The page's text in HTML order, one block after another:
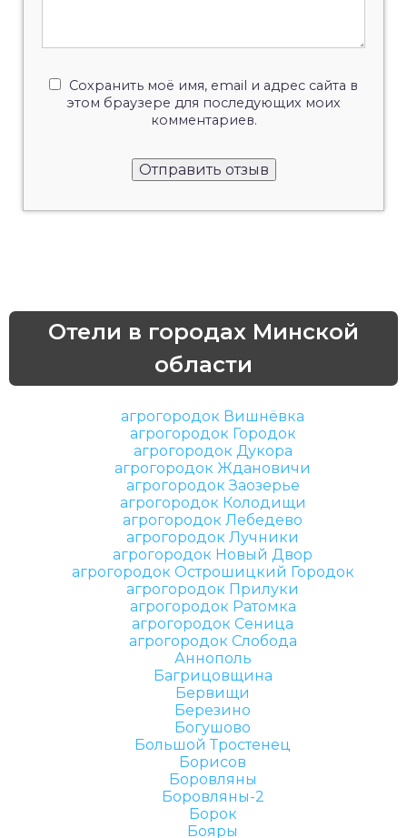
Сохранить моё имя, email и адрес сайта в
этом браузере для последующих моих
комментариев.
Отели в городах Минской
области
агрогородок Вишнёвка
агрогородок Городок
агрогородок Дукора
агрогородок Ждановичи
агрогородок Заозерье
агрогородок Колодищи
агрогородок Лебедево
агрогородок Лучники
агрогородок Новый Двор
агрогородок Острошицкий Городок
агрогородок Прилуки
агрогородок Ратомка
агрогородок Сеница
агрогородок Слобода
Аннополь
Багрицовщина
Бервищи
Березино
Богушово
Большой Тростенец
Борисов
Боровляны
Боровляны-2
Борок
Бояры